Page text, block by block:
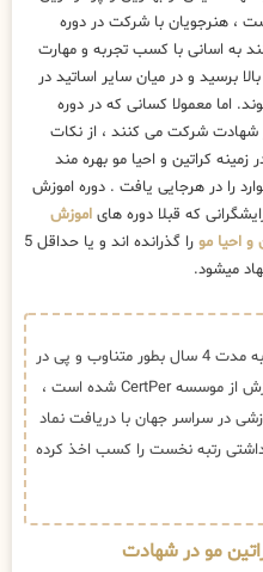
، هنرجویان با شرکت در دوره
به اسانی با کسب تجربه و مهارت
برسید و در میان سایر اساتید در
اما معمولا کسانی که در دوره
شهادت شرکت می کنند ، از نکات
کراتین و احیا مو بهره مند
را در هرجایی یافت . دوره اموزش
که قبلا دوره های اموزش
و احیا مو
را گذرانده اند و یا حداقل 5
میشود.
عریس توانسته از سال 2017 به بعد و به مدت 4 سال بطور متناوب و پی در
پی موفق به کسب رتبه برتر کیفیت آموزش از موسسه CertPer شده است ،
12000 موسسه آموزشی در سراسر جهان با دریافت نماد
بهداشتی رتبه نخست را کسب اخذ کرده
مو در شهادت